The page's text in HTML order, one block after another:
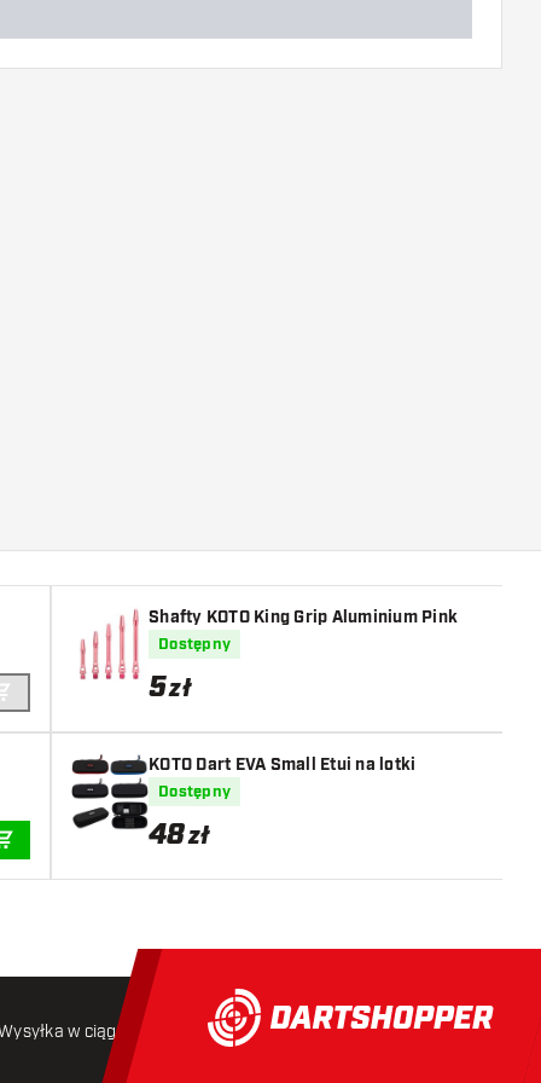
DODAJ DO KOSZYKA
Shafty KOTO King Grip Aluminium Pink
Dostępny
5zł
KOTO Dart EVA Small Etui na lotki
Dostępny
48zł
w ciągu 24 godzin Darmowa wysyłka od 250 złoty